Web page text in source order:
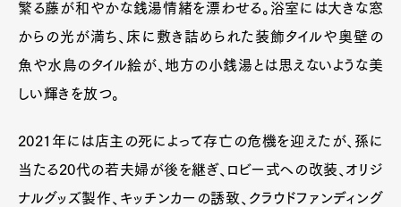
繁る藤が和やかな銭湯情緒を漂わせる。浴室には大きな窓
からの光が満ち、床に敷き詰められた装飾タイルや奥壁の
魚や水鳥のタイル絵が、地方の小銭湯とは思えないような美
しい輝きを放つ。
2021年には店主の死によって存亡の危機を迎えたが、孫に
当たる20代の若夫婦が後を継ぎ、ロビー式への改装、オリジ
ナルグッズ製作、キッチンカーの誘致、クラウドファンディング